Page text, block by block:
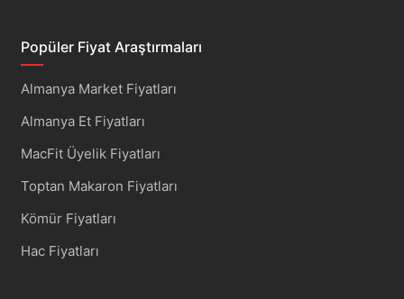
Popüler Fiyat Araştırmaları
Almanya Market Fiyatları
Almanya Et Fiyatları
MacFit Üyelik Fiyatları
Toptan Makaron Fiyatları
Kömür Fiyatları
Hac Fiyatları